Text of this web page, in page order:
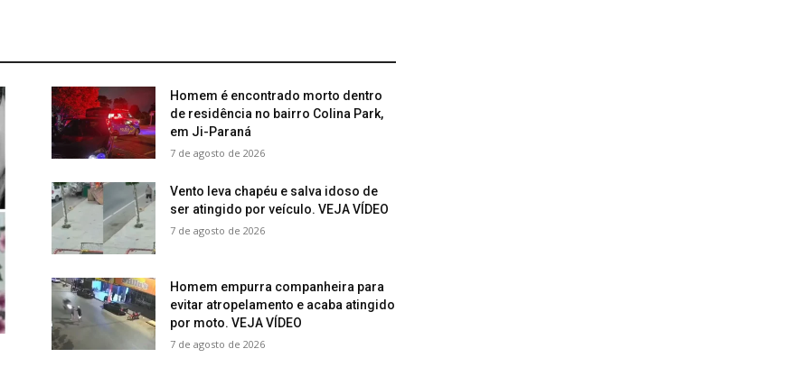
Homem é encontrado morto dentro
de residência no bairro Colina Park,
em Ji-Paraná
7 de agosto de 2026
Vento leva chapéu e salva idoso de
ser atingido por veículo. VEJA VÍDEO
7 de agosto de 2026
Homem empurra companheira para
evitar atropelamento e acaba atingido
por moto. VEJA VÍDEO
7 de agosto de 2026